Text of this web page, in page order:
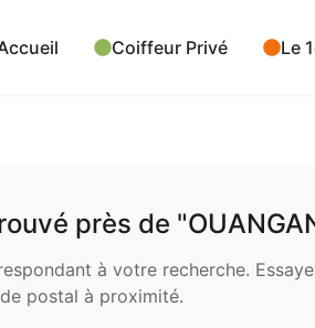
Coiffeur Privé Le
près de
à votre recherche.
postal à proximité.